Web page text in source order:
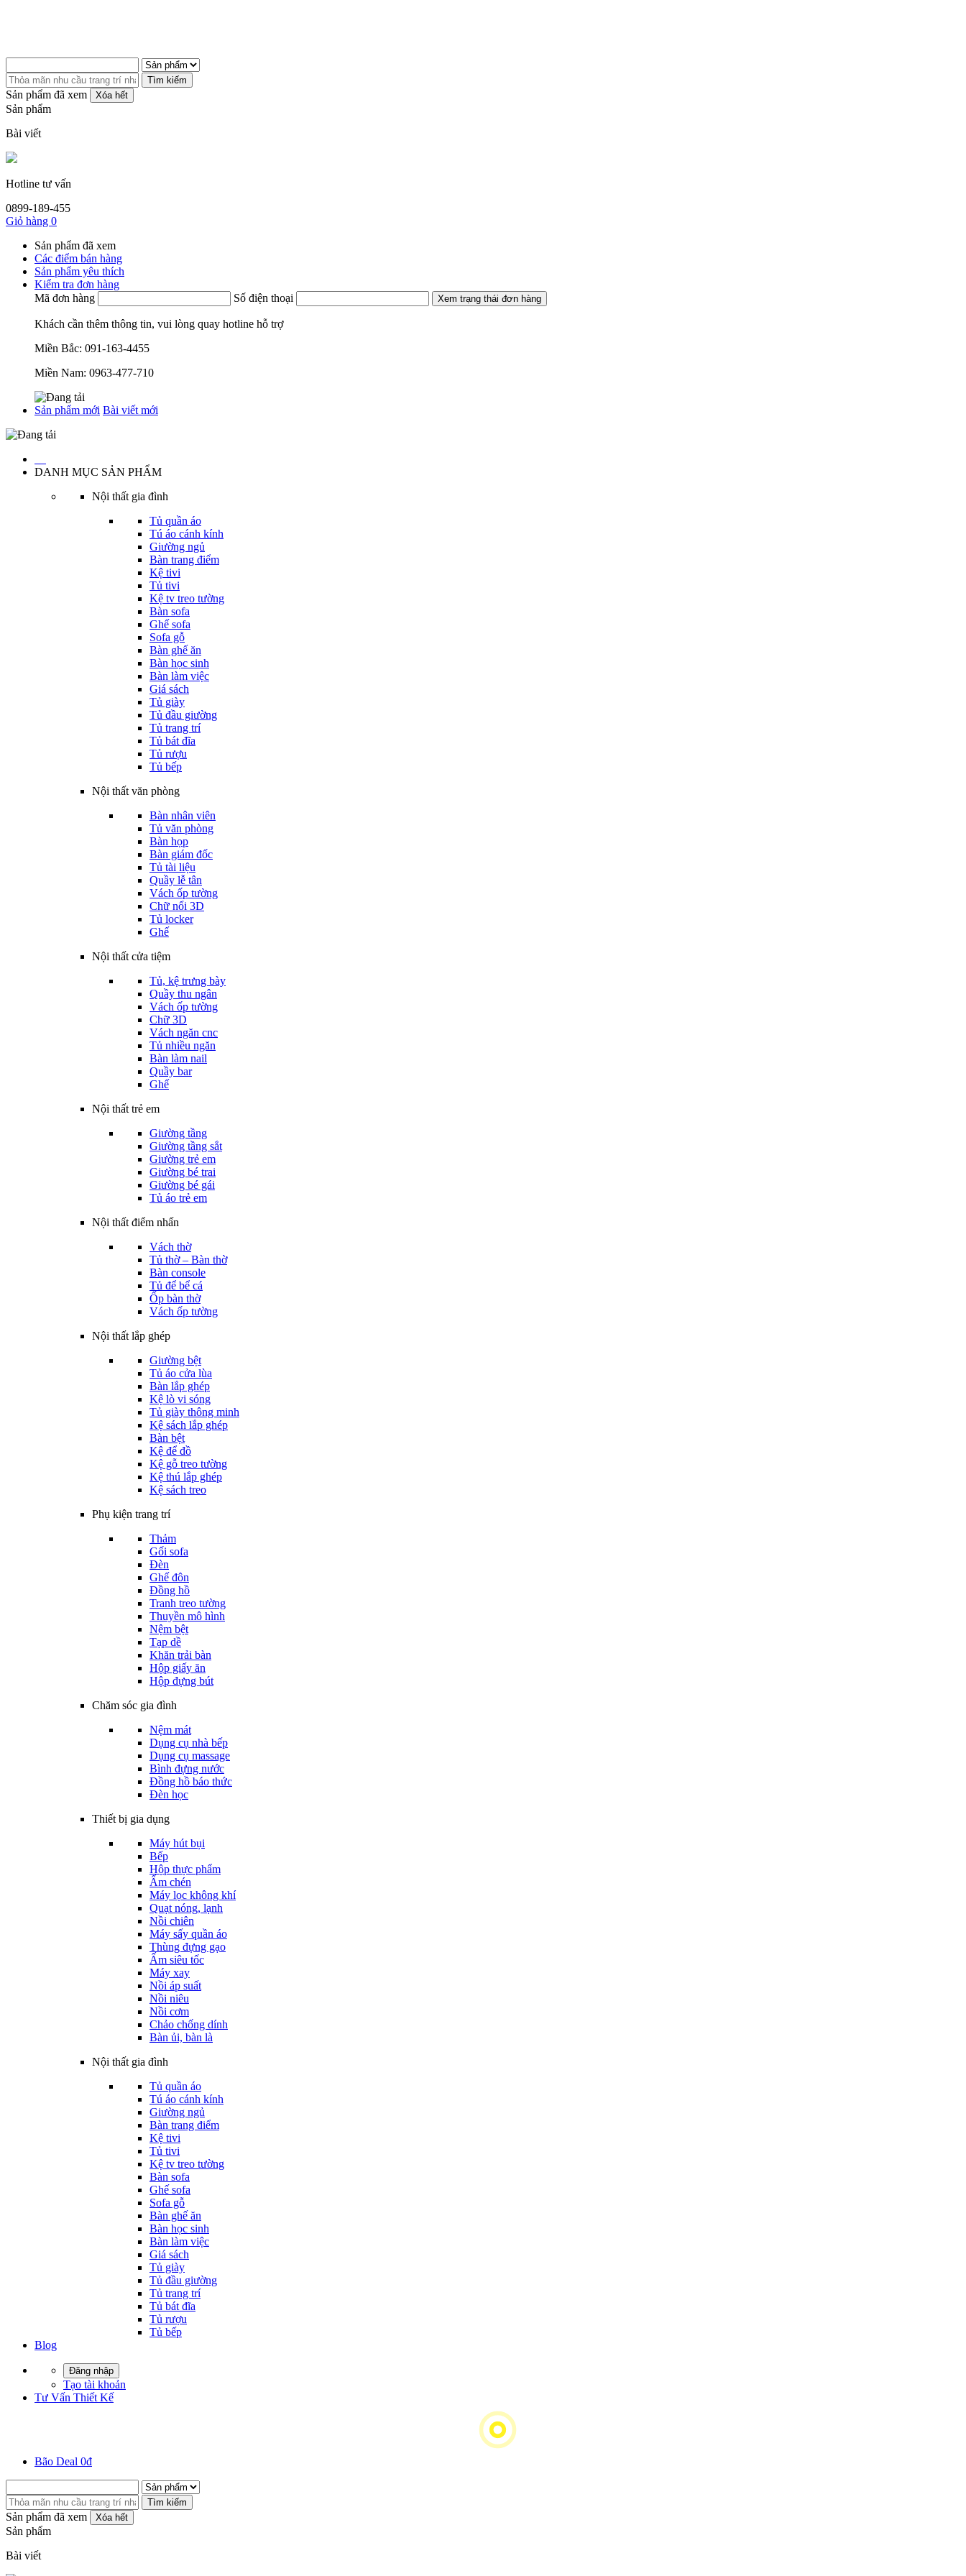
Tìm kiếm
Sản phẩm đã xem Xóa hết
Sản phẩm
Bài viết
Hotline tư vấn
0899-189-455
Giỏ hàng 0
Sản phẩm đã xem
Các điểm bán hàng
Sản phẩm yêu thích
Kiểm tra đơn hàng
Mã đơn hàng
Số điện thoại Xem trạng thái đơn hàng
Khách cần thêm thông tin, vui lòng quay hotline hỗ trợ
Miền Bắc: 091-163-4455
Miền Nam: 0963-477-710
Sản phẩm mới Bài viết mới
DANH MỤC SẢN PHẨM
Nội thất gia đình
Tủ quần áo
Tú áo cánh kính
Giường ngủ
Bàn trang điểm
Kệ tivi
Tủ tivi
Kệ tv treo tường
Bàn sofa
Ghế sofa
Sofa gỗ
Bàn ghế ăn
Bàn học sinh
Bàn làm việc
Giá sách
Tủ giày
Tủ đầu giường
Tủ trang trí
Tủ bát đĩa
Tủ rượu
Tủ bếp
Nội thất văn phòng
Bàn nhân viên
Tủ văn phòng
Bàn họp
Bàn giám đốc
Tủ tài liệu
Quầy lễ tân
Vách ốp tường
Chữ nổi 3D
Tủ locker
Ghế
Nội thất cửa tiệm
Tủ, kệ trưng bày
Quầy thu ngân
Vách ốp tường
Chữ 3D
Vách ngăn cnc
Tủ nhiều ngăn
Bàn làm nail
Quầy bar
Ghế
Nội thất trẻ em
Giường tầng
Giường tầng sắt
Giường trẻ em
Giường bé trai
Giường bé gái
Tủ áo trẻ em
Nội thất điểm nhấn
Vách thờ
Tủ thờ – Bàn thờ
Bàn console
Tủ để bể cá
Ốp bàn thờ
Vách ốp tường
Nội thất lắp ghép
Giường bệt
Tủ áo cửa lùa
Bàn lắp ghép
Kệ lò vi sóng
Tủ giày thông minh
Kệ sách lắp ghép
Bàn bệt
Kệ để đồ
Kệ gỗ treo tường
Kệ thú lắp ghép
Kệ sách treo
Phụ kiện trang trí
Thảm
Gối sofa
Đèn
Ghế đôn
Đồng hồ
Tranh treo tường
Thuyền mô hình
Nệm bệt
Tạp dề
Khăn trải bàn
Hộp giấy ăn
Hộp đựng bút
Chăm sóc gia đình
Nệm mát
Dụng cụ nhà bếp
Dụng cụ massage
Bình đựng nước
Đồng hồ báo thức
Đèn học
Thiết bị gia dụng
Máy hút bụi
Bếp
Hộp thực phẩm
Ấm chén
Máy lọc không khí
Quạt nóng, lạnh
Nồi chiên
Máy sấy quần áo
Thùng đựng gạo
Ấm siêu tốc
Máy xay
Nồi áp suất
Nồi niêu
Nồi cơm
Chảo chống dính
Bàn ủi, bàn là
Nội thất gia đình
Tủ quần áo
Tú áo cánh kính
Giường ngủ
Bàn trang điểm
Kệ tivi
Tủ tivi
Kệ tv treo tường
Bàn sofa
Ghế sofa
Sofa gỗ
Bàn ghế ăn
Bàn học sinh
Bàn làm việc
Giá sách
Tủ giày
Tủ đầu giường
Tủ trang trí
Tủ bát đĩa
Tủ rượu
Tủ bếp
Blog
Đăng nhập
Tạo tài khoản
Tư Vấn Thiết Kế
Bão Deal 0đ
Tìm kiếm
Sản phẩm đã xem Xóa hết
Sản phẩm
Bài viết